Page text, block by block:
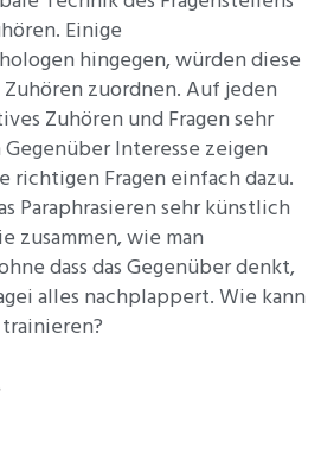
Einige
hingegen, würden diese
zuordnen. Auf jeden
Zuhören und Fragen sehr
Interesse zeigen
richtigen Fragen einfach dazu.
Paraphrasieren sehr künstlich
zusammen, wie man
dass das Gegenüber denkt,
alles nachplappert. Wie kann